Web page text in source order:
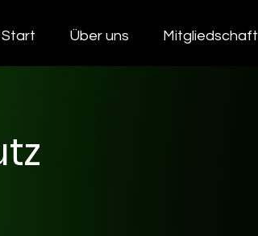
Start Über uns Mitgliedschaft